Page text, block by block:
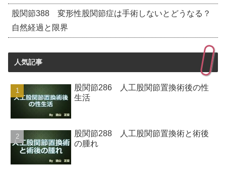
股関節388 変形性股関節症は手術しないとどうなる？
自然経過と限界
人気記事
股関節286 人工股関節置換術後の性
生活
股関節288 人工股関節置換術と術後
の腫れ